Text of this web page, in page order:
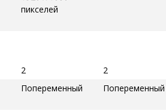
пикселей
2
2
Попеременный Попеременный